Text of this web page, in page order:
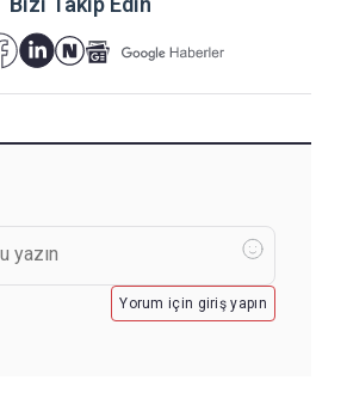
Yorum için giriş yapın